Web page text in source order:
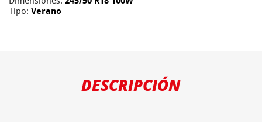
Tipo: Verano
DESCRIPCIÓN